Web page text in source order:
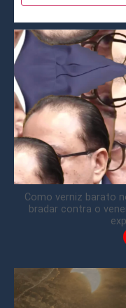
Como verniz barato
bradar contra o